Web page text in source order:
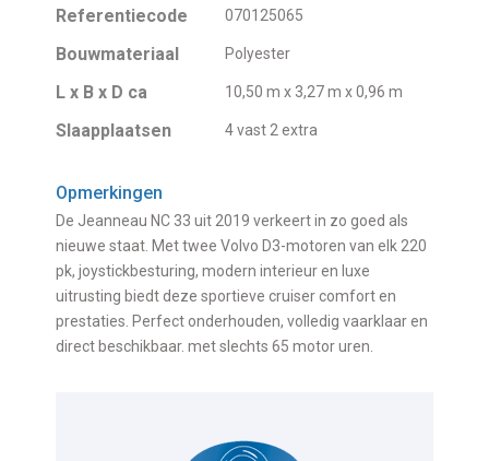
Referentiecode 070125065
Bouwmateriaal Polyester
L x B x D ca 10,50 m x 3,27 m x 0,96 m
Slaapplaatsen 4 vast 2 extra
Opmerkingen
De Jeanneau NC 33 uit 2019 verkeert in zo goed als
nieuwe staat. Met twee Volvo D3-motoren van elk 220
pk, joystickbesturing, modern interieur en luxe
uitrusting biedt deze sportieve cruiser comfort en
prestaties. Perfect onderhouden, volledig vaarklaar en
direct beschikbaar. met slechts 65 motor uren.